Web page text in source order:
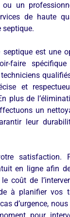
un
de haute
septique.
est une
faire
et
plus de
un
leur
satisfaction.
en ligne afin
coût de
à planifier vos
d’urgence,